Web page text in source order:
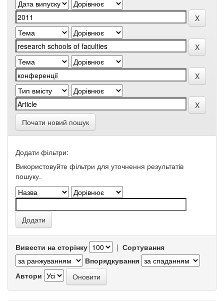
Почати новий пошук
Додати фільтри:
Використовуйте фільтри для уточнення результатів
пошуку.
Вивести на сторінку | Сортування
Впорядкування
Автори